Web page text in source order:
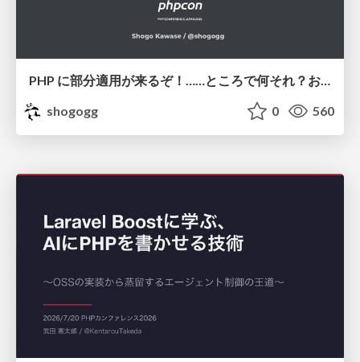
PHP に部分適用が来るぞ！……ところで何それ？おいしいの？ #phpcon / phpcon-2026
shogogg
0 560